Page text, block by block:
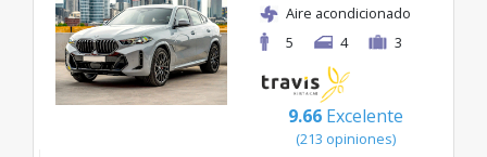
Aire acondicionado
5
4 3
9.66 Excelente
(213 opiniones)